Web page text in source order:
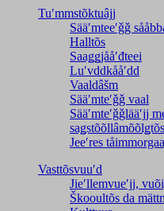
Tuʹmmstõktuâjj
Sääʹmteeʹǧǧ
Halltõs
Saaǥǥjååʹđteei
Luʹvddkååʹdd
Vaaldâšm
Sääʹmteʹǧǧ vaal
Sääʹmteʹǧǧlääʹjj
saǥstõõllâmõõlǥtõs
Jeeʹres
Vasttõsvuuʹd
Jieʹllemvueʹjj,
Škooultõs da